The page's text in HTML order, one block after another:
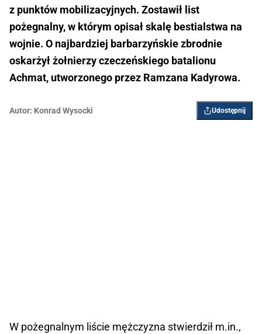
z punktów mobilizacyjnych. Zostawił list
pożegnalny, w którym opisał skalę bestialstwa na
wojnie. O najbardziej barbarzyńskie zbrodnie
oskarżył żołnierzy czeczeńskiego batalionu
Achmat, utworzonego przez Ramzana Kadyrowa.
Autor: Konrad Wysocki Udostępnij
W pożegnalnym liście mężczyzna stwierdził m.in.,